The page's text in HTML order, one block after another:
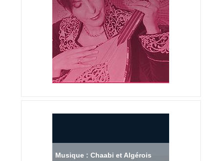
Musique : Chaabi et Algérois